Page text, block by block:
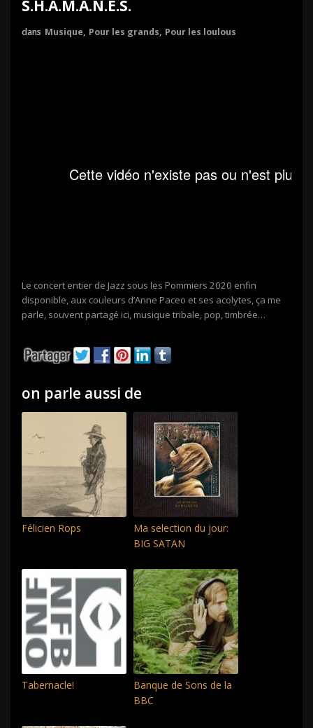
S.H.A.M.A.N.E.S.
dans Musique, Pour les grands, Pour les loulous
Le concert entier de Jazz sous les Pommiers 2020 enfin
disponible, aux couleurs d’Anne Paceo et ses acolytes, ça me
parle, souvent partagé ici, musique tribale, pop, timbrée…
on parle aussi de
Félicien Rops
Ma selection du jour:
BIG SATAN
Tabernacle!
Banque de Sons de la
BBC